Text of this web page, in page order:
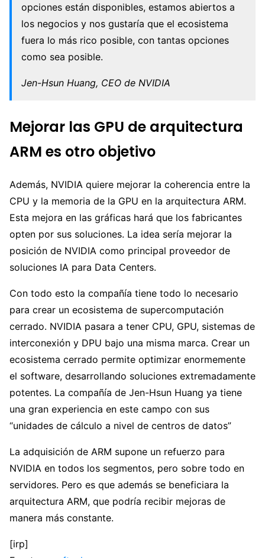
opciones están disponibles, estamos abiertos a
los negocios y nos gustaría que el ecosistema
fuera lo más rico posible, con tantas opciones
como sea posible.
Jen-Hsun Huang, CEO de NVIDIA
Mejorar las GPU de arquitectura
ARM es otro objetivo
Además, NVIDIA quiere mejorar la coherencia entre la
CPU y la memoria de la GPU en la arquitectura ARM.
Esta mejora en las gráficas hará que los fabricantes
opten por sus soluciones. La idea sería mejorar la
posición de NVIDIA como principal proveedor de
soluciones IA para Data Centers.
Con todo esto la compañía tiene todo lo necesario
para crear un ecosistema de supercomputación
cerrado. NVIDIA pasara a tener CPU, GPU, sistemas de
interconexión y DPU bajo una misma marca. Crear un
ecosistema cerrado permite optimizar enormemente
el software, desarrollando soluciones extremadamente
potentes. La compañía de Jen-Hsun Huang ya tiene
una gran experiencia en este campo con sus
“unidades de cálculo a nivel de centros de datos”
La adquisición de ARM supone un refuerzo para
NVIDIA en todos los segmentos, pero sobre todo en
servidores. Pero es que además se beneficiara la
arquitectura ARM, que podría recibir mejoras de
manera más constante.
[irp]